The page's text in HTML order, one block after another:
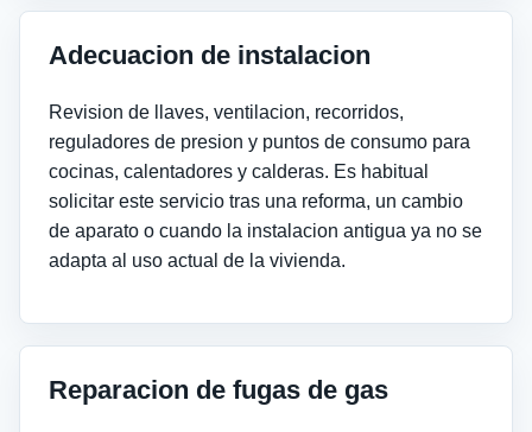
Adecuacion de instalacion
Revision de llaves, ventilacion, recorridos,
reguladores de presion y puntos de consumo para
cocinas, calentadores y calderas. Es habitual
solicitar este servicio tras una reforma, un cambio
de aparato o cuando la instalacion antigua ya no se
adapta al uso actual de la vivienda.
Reparacion de fugas de gas